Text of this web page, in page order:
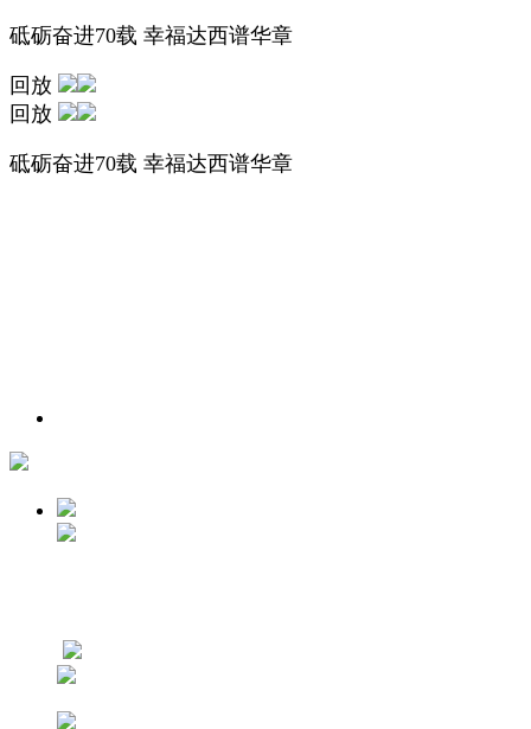
砥砺奋进70载 幸福达西谱华章
回放
回放
砥砺奋进70载 幸福达西谱华章